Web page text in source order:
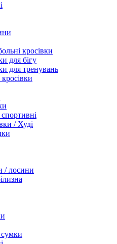
кросівки
для бігу
для тренувань
кросівки
/ Худі
/ лосини